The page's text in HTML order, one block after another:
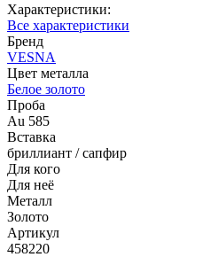
Характеристики:
Все характеристики
Бренд
VESNA
Цвет металла
Белое золото
Проба
Au 585
Вставка
бриллиант / сапфир
Для кого
Для неё
Металл
Золото
Артикул
458220